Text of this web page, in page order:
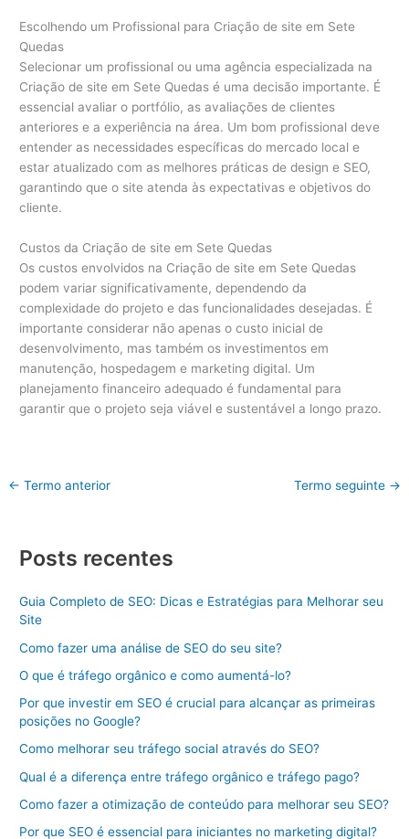
Escolhendo um Profissional para Criação de site em Sete
Quedas
Selecionar um profissional ou uma agência especializada na
Criação de site em Sete Quedas é uma decisão importante. É
essencial avaliar o portfólio, as avaliações de clientes
anteriores e a experiência na área. Um bom profissional deve
entender as necessidades específicas do mercado local e
estar atualizado com as melhores práticas de design e SEO,
garantindo que o site atenda às expectativas e objetivos do
cliente.
Custos da Criação de site em Sete Quedas
Os custos envolvidos na Criação de site em Sete Quedas
podem variar significativamente, dependendo da
complexidade do projeto e das funcionalidades desejadas. É
importante considerar não apenas o custo inicial de
desenvolvimento, mas também os investimentos em
manutenção, hospedagem e marketing digital. Um
planejamento financeiro adequado é fundamental para
garantir que o projeto seja viável e sustentável a longo prazo.
← Termo anterior Termo seguinte →
Posts recentes
Guia Completo de SEO: Dicas e Estratégias para Melhorar seu
Site
Como fazer uma análise de SEO do seu site?
O que é tráfego orgânico e como aumentá-lo?
Por que investir em SEO é crucial para alcançar as primeiras
posições no Google?
Como melhorar seu tráfego social através do SEO?
Qual é a diferença entre tráfego orgânico e tráfego pago?
Como fazer a otimização de conteúdo para melhorar seu SEO?
Por que SEO é essencial para iniciantes no marketing digital?